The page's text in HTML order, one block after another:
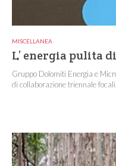
MISCELLANEA
L’ energia pulita
Gruppo Dolomiti Energia e
di collaborazione triennale